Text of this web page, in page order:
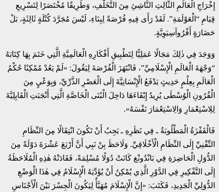
إِخْرَاجِ الْعَالَمِ الثَّالِثِ النَّاشِئِ مِنَ التَّخَلُّفِ، وَطَرِيقًا مُخْتَصَرًا لِتَسْرِيعِ
قِيَامِ “الْعَوْلَمَةِ”. لَقَدْ رَأَى فِيهِ فُرْصَةً لِبِنَاءِ، لَيْسَ مُجَرَّدَ كُتْلَةٍ ثَالِثَةٍ، بَلْ
حَضَارَةٍ أَفْرُوآسِيَوِيَّةٍ.
وَوَجَدَ فِي ذٰلِكَ مَجَالًا عَمَلِيًّا لِتَطْبِيقِ أَفْكَارِهِ الْعَالَمِيَّةِ الَّتِي خَتَمَ بِهَا كِتَابَهُ
“وَجْهَةَ الْعَالَمِ الْإِسْلَامِيِّ”، فَانْتَهَزَ الْفُرْصَةَ لِيَقُولَ: «لَمْ يَعُدْ مُمْكِنًا حُكْمُ
الْعَالَمِ بِعِلْمٍ حَدِيثٍ يَدْفَعُ الْإِنْسَانِيَّةَ إِلَى الْعَصْرِ الذَّرِّيِّ، وَبِوَعْيٍ مِنَ
الْقُرُونِ الْوُسْطَى يُرِيدُ إِبْقَاءَهَا دَاخِلَ الْبُنَى الْخَاصَّةِ الَّتِي أَنْجَبَتِ الْقَابِلِيَّةَ
لِلِاسْتِعْمَارِ وَالِاسْتِعْمَارَ نَفْسَهُ».
فَالْقَفْزَةُ الْمَطْلُوبَةُ ـ فِي نَظَرِهِ ـ يَجِبُ أَنْ تَكُونَ انْتِقَالًا مِنَ النِّظَامِ
التِّقْنِيِّ إِلَى النِّظَامِ الْأَخْلَاقِيِّ. وَلَاحَظَ بِنْ نَبِي أَنَّ أَرْبَعَ عَشْرَةَ دَوْلَةً مِنَ
الدُّوَلِ الْحَاضِرَةِ فِي بَانْدُونْغ كَانَتْ دُوَلًا مُسْلِمَةً، فَقَادَتْهُ هٰذِهِ الْمُلَاحَظَةُ
إِلَى التَّفْكِيرِ فِي الدَّوْرِ الَّذِي يُمْكِنُ أَنْ يُؤَدِّيَهُ الْإِسْلَامُ فِي هٰذَا الْوَضْعِ
الدُّوَلِيِّ الْجَدِيدِ، فَكَتَبَ: «إِنَّ الْإِسْلَامَ مُهَيَّأٌ لِيَكُونَ الْجِسْرَ بَيْنَ الْأَجْنَاسِ